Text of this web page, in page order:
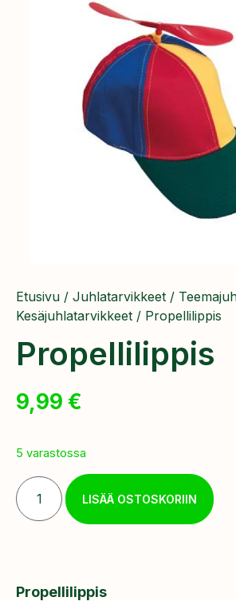
Etusivu / Juhlatarvikkeet /
Kesäjuhlatarvikkeet / Propellilippis
Propellilippis
9,99 €
5 varastossa
LISÄÄ OSTOSKORIIN
Propellilippis